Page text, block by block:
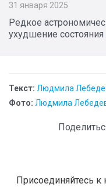
31 января 2025
Редкое
ухудшение
Текст: Людмила
Фото: Людмила
Присоединяйтесь